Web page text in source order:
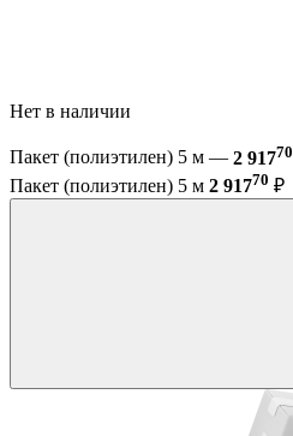
Нет в наличии
Пакет (полиэтилен) 5 м — 2 91770
Пакет (полиэтилен) 5 м 2 91770 ₽